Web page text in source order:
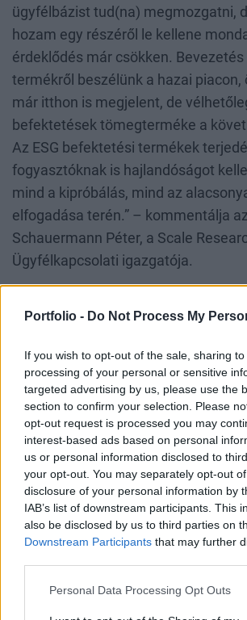
Portfolio - Do Not Process My
If you wish to opt-out of the sale, sharing
processing of your personal or sensitive
targeted advertising by us, please use the
section to confirm your selection. Please
opt-out request is processed you may
interest-based ads based on personal
us or personal information disclosed to
your opt-out. You may separately opt-out
disclosure of your personal information by
IAB’s list of downstream participants. This
also be disclosed by us to third parties on
Downstream Participants that may further
Personal Data Processing Opt Outs
ügyfélbázist tud(na) megmozgatni,
hozam egy részéről le kellene
érdeklődés már csökken.
termékről beszélünk a hazai piacon,
már itthon is megjelent, de
befektetések tömegterméke a
Az ESG befektetési termékek
fogyasztóknak is hajlandóságot
mind a kipróbálás, mind az
elfogadása terén.” – kommentálja
Schauermann Péter, a Scale
Ügyfélkapcsolati igazgatója.
befektetési ajánlásnak. Részletes jogi
Címkék: zöld világ, klímaváltozás,
Találd meg a neked való
Keresés